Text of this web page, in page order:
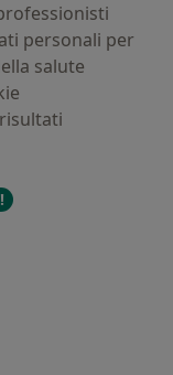
personali per
salute